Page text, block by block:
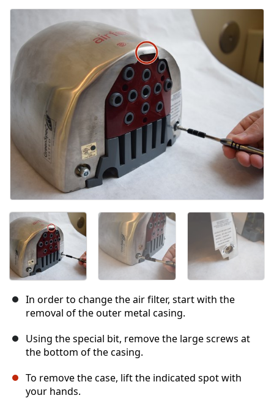
In order to change the air filter, start with the
removal of the outer metal casing.
Using the special bit, remove the large screws at
the bottom of the casing.
To remove the case, lift the indicated spot with
your hands.